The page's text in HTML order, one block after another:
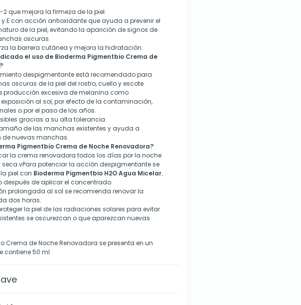
que mejora la firmeza de la piel.
E con acción antioxidante que ayuda a prevenir el
de la piel, evitando la aparición de signos de
oscuras.
la barrera cutánea y mejora la hidratación.
el uso de Bioderma Pigmentbio Crema de
despigmentante está recomendado para
oscuras de la piel del rostro, cuello y escote
producción excesiva de melanina como
al sol, por efecto de la contaminación,
o por el paso de los años.
gracias a su alta tolerancia.
de las manchas existentes y ayuda a
de nuevas manchas.
Pigmentbio Crema de Noche Renovadora?
la crema renovadora todos los días por la noche
seca.vPara potenciar la acción despigmentante se
piel con Bioderma Pigmentbio H2O Agua Micelar.
después de aplicar el concentrado.
prolongada al sol se recomienda renovar la
dos horas.
la piel de las radiaciones solares para evitar
se oscurezcan o que aparezcan nuevas
Crema de Noche Renovadora se presenta en un
contiene 50 ml.